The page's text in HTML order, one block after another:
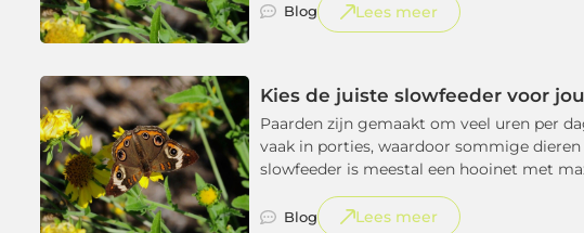
Blog Lees meer
Kies de juiste slowfeeder voor
Paarden zijn gemaakt om veel uren per
vaak in porties, waardoor sommige
slowfeeder is meestal een hooinet met
Blog Lees meer